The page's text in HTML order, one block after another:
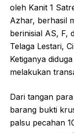
oleh Kanit 1
Azhar, berhasil
berinisial AS, F,
Telaga Lestari,
Ketiganya
melakukan
Dari tangan
barang bukti
palsu pecahan